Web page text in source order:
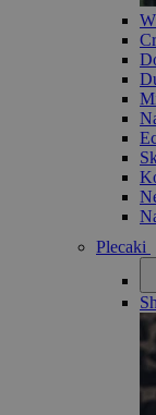
Plecaki